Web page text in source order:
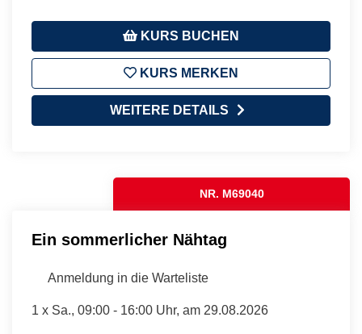
KURS BUCHEN
KURS MERKEN
WEITERE DETAILS
NR. M69040
Ein sommerlicher Nähtag
Anmeldung in die Warteliste
1 x Sa., 09:00 - 16:00 Uhr, am 29.08.2026